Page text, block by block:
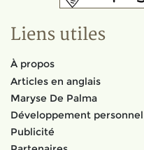
Liens utiles
À propos
Articles en anglais
Maryse De Palma
Développement personnel
Publicité